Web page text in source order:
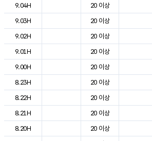
9.04H
20 이상
9.03H
20 이상
9.02H
20 이상
9.01H
20 이상
9.00H
20 이상
8.23H
20 이상
8.22H
20 이상
8.21H
20 이상
8.20H
20 이상